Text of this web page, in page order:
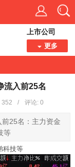
上市公司
更多
流入前25名
352 / 评论: 0
25名：主力资金
等
科技等